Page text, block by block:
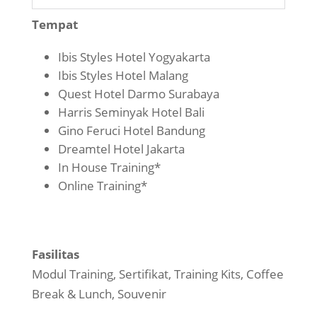
Tempat
Ibis Styles Hotel Yogyakarta
Ibis Styles Hotel Malang
Quest Hotel Darmo Surabaya
Harris Seminyak Hotel Bali
Gino Feruci Hotel Bandung
Dreamtel Hotel Jakarta
In House Training*
Online Training*
Fasilitas
Modul Training, Sertifikat, Training Kits, Coffee
Break & Lunch, Souvenir